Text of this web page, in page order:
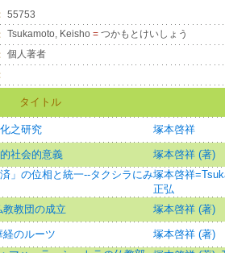
55753
Tsukamoto, Keisho = つかもとけいしょう
個人著者
タイトル
之研究 塚本啓祥
社会的意義
塚本啓祥 (著)
済」の位相と統一--タクシラにみ塚本啓祥
正弘
教教団の成立
塚本啓祥 (著)
経のルーツ
塚本啓祥 (著)